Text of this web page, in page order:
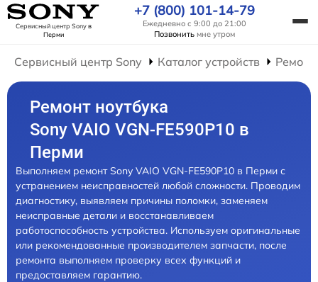
Сервисный центр Sonyв
Перми
+7 (800) 101-14-79
Ежедневно с 9:00 до 21:00
Позвонить мне утром
Сервисный центр Sony Каталог устройств
Ремонт ноутбука
Sony VAIO VGN-FE590P10 в
Перми
Выполняем ремонт Sony VAIO VGN-FE590P10 в Перми с
устранением неисправностей любой сложности. Проводим
диагностику, выявляем причины поломки, заменяем
неисправные детали и восстанавливаем
работоспособность устройства. Используем оригинальные
или рекомендованные производителем запчасти, после
ремонта выполняем проверку всех функций и
предоставляем гарантию.